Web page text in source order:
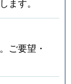
ます。
ご要望・